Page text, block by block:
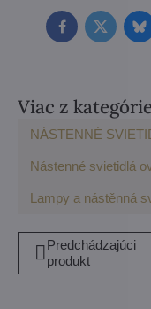
FacebookTwitter
Viac z
NÁSTENNÉ
Nástenné svietidlá
Lampy a nástěnná
Predchádzajúci
produkt